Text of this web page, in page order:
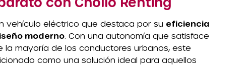
vehículo eléctrico que destaca por su eficiencia
moderno . Con una autonomía que satisface
la mayoría de los conductores urbanos, este
como una solución ideal para aquellos